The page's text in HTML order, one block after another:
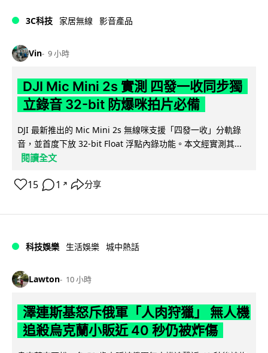
3C科技 家居無線 影音產品
Vin 9 小時
DJI Mic Mini 2s 實測 四發一收同步獨
立錄音 32-bit 防爆咪拍片必備
DJI 最新推出的 Mic Mini 2s 無線咪支援「四發一收」分軌錄
音，並首度下放 32-bit Float 浮點內錄功能。本文經實測其...
閱讀全文
15 1 ↗ 分享
科技娛樂 生活娛樂 城中熱話
Lawton 10 小時
澤連斯基怒斥俄軍「人肉狩獵」 無人機
追殺烏克蘭小販近 40 秒仍被炸傷